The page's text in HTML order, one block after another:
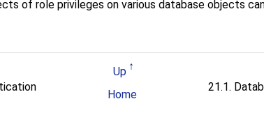
of role privileges on various database objects
Up
Home
21.1.